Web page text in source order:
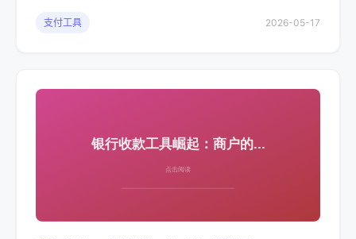
支付工具 2026-05-17